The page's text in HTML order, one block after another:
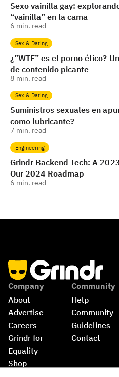
Sexo vainilla gay:
“vainilla” en la cama
6 min. read
Sex & Dating
¿”WTF” es el porno ético?
de contenido picante
8 min. read
Sex & Dating
Suministros sexuales en
como lubricante?
7 min. read
Engineering
Grindr Backend Tech: A
Our 2024 Roadmap
6 min. read
Company
About
Advertise
Careers
Grindr for
Equality
Shop
Community
Help
Community
Guidelines
Contact